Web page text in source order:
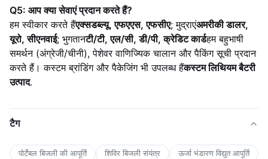
Q5: आप क्या सेवाएं प्रदान करते हैं?
हम स्वीकार करते हैंएक्सडब्ल्यू, एफएएस, एफसीए; मुद्राएंअमरीकी डालर,
यूरो, सीएनवाई; भुगतानटी/टी, एल/सी, डी/पी, क्रेडिट कार्डहम बहुभाषी
समर्थन (अंग्रेजी/चीनी), पेशेवर वाणिज्यिक चालान और पैकिंग सूची प्रदान
करते हैं। कस्टम ब्रांडिंग और पैकेजिंग भी उपलब्ध हैंकस्टम लिथियम बैटरी
उत्पाद.
टैग
पोर्टेबल बिजली की आपूर्ति शिविर बिजली संयंत्र ऊर्जा भंडारण विद्युत आपूर्ति